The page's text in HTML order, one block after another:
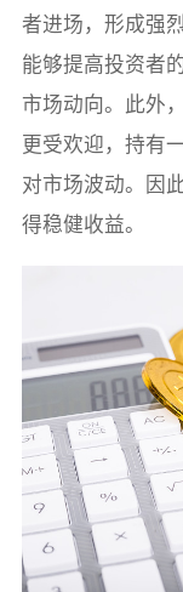
者进场，形成强
能够提高投资者
市场动向。此外
更受欢迎，持有
对市场波动。因
得稳健收益。